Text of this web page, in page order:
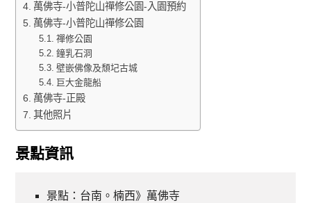
萬佛寺-小普陀山禪修公園-入園預約
萬佛寺-小普陀山禪修公園
禪修公園
鐘乳石洞
壁嵌佛像及頹圮古城
巨大金龍船
萬佛寺-正殿
其他照片
景點資訊
景點：台南。楠西》萬佛寺